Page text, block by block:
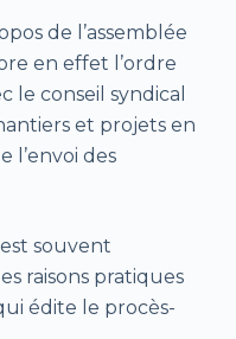
de l’assemblée
en effet l’ordre
le conseil syndical
et projets en
l’envoi des
souvent
raisons pratiques
édite le procès-